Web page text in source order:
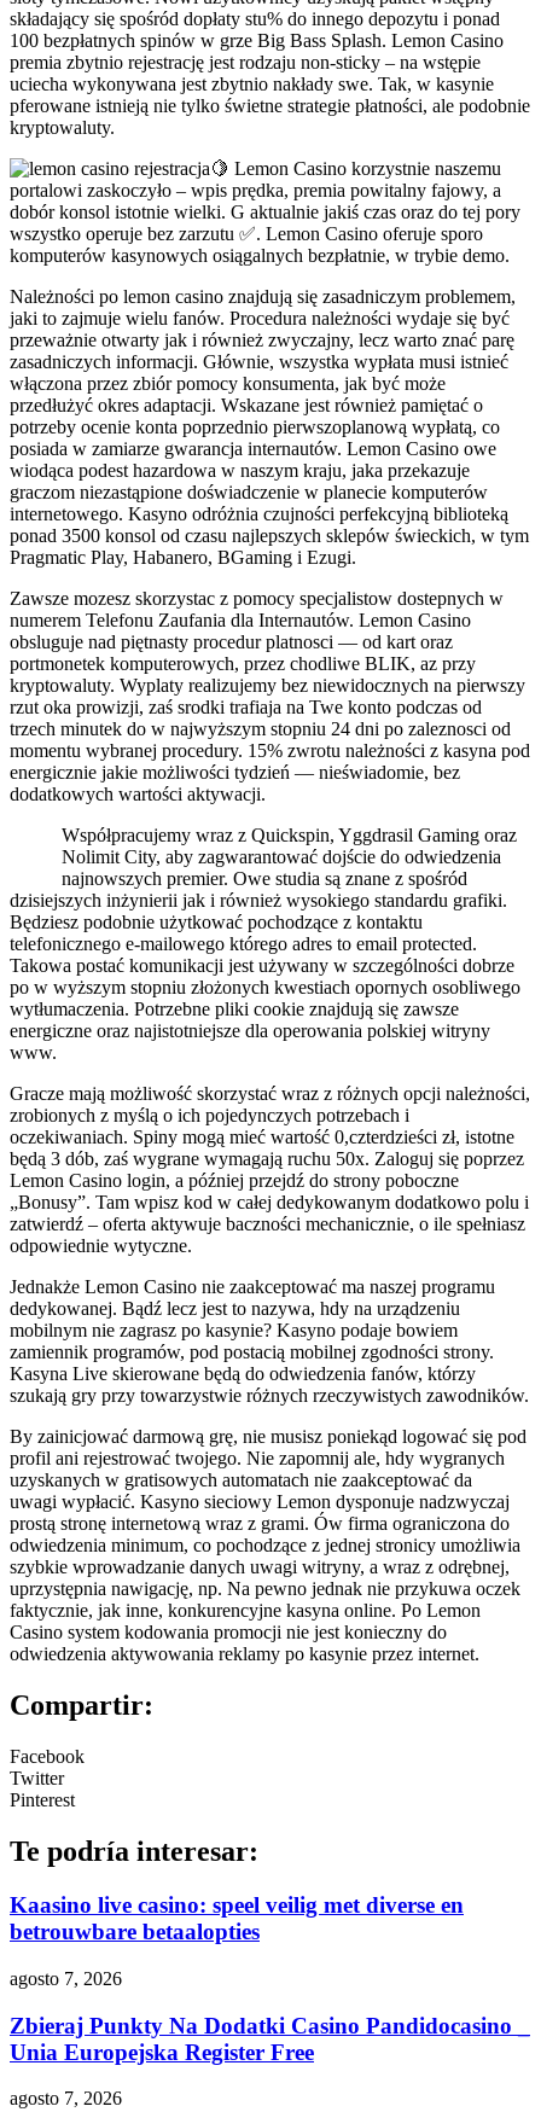
składający się spośród dopłaty stu% do innego depozytu i ponad
100 bezpłatnych spinów w grze Big Bass Splash. Lemon Casino
premia zbytnio rejestrację jest rodzaju non-sticky – na wstępie
uciecha wykonywana jest zbytnio nakłady swe. Tak, w kasynie
pferowane istnieją nie tylko świetne strategie płatności, ale podobnie
kryptowaluty.
🍋 Lemon Casino korzystnie naszemu
portalowi zaskoczyło – wpis prędka, premia powitalny fajowy, a
dobór konsol istotnie wielki. G aktualnie jakiś czas oraz do tej pory
wszystko operuje bez zarzutu ✅. Lemon Casino oferuje sporo
komputerów kasynowych osiągalnych bezpłatnie, w trybie demo.
Należności po lemon casino znajdują się zasadniczym problemem,
jaki to zajmuje wielu fanów. Procedura należności wydaje się być
przeważnie otwarty jak i również zwyczajny, lecz warto znać parę
zasadniczych informacji. Głównie, wszystka wypłata musi istnieć
włączona przez zbiór pomocy konsumenta, jak być może
przedłużyć okres adaptacji. Wskazane jest również pamiętać o
potrzeby ocenie konta poprzednio pierwszoplanową wypłatą, co
posiada w zamiarze gwarancja internautów. Lemon Casino owe
wiodąca podest hazardowa w naszym kraju, jaka przekazuje
graczom niezastąpione doświadczenie w planecie komputerów
internetowego. Kasyno odróżnia czujności perfekcyjną biblioteką
ponad 3500 konsol od czasu najlepszych sklepów świeckich, w tym
Pragmatic Play, Habanero, BGaming i Ezugi.
Zawsze mozesz skorzystac z pomocy specjalistow dostepnych w
numerem Telefonu Zaufania dla Internautów. Lemon Casino
obsluguje nad piętnasty procedur platnosci — od kart oraz
portmonetek komputerowych, przez chodliwe BLIK, az przy
kryptowaluty. Wyplaty realizujemy bez niewidocznych na pierwszy
rzut oka prowizji, zaś srodki trafiaja na Twe konto podczas od
trzech minutek do w najwyższym stopniu 24 dni po zaleznosci od
momentu wybranej procedury. 15% zwrotu należności z kasyna pod
energicznie jakie możliwości tydzień — nieświadomie, bez
dodatkowych wartości aktywacji.
Współpracujemy wraz z Quickspin, Yggdrasil Gaming oraz
Nolimit City, aby zagwarantować dojście do odwiedzenia
najnowszych premier. Owe studia są znane z spośród
dzisiejszych inżynierii jak i również wysokiego standardu grafiki.
Będziesz podobnie użytkować pochodzące z kontaktu
telefonicznego e-mailowego którego adres to email protected.
Takowa postać komunikacji jest używany w szczególności dobrze
po w wyższym stopniu złożonych kwestiach opornych osobliwego
wytłumaczenia. Potrzebne pliki cookie znajdują się zawsze
energiczne oraz najistotniejsze dla operowania polskiej witryny
www.
Gracze mają możliwość skorzystać wraz z różnych opcji należności,
zrobionych z myślą o ich pojedynczych potrzebach i
oczekiwaniach. Spiny mogą mieć wartość 0,czterdzieści zł, istotne
będą 3 dób, zaś wygrane wymagają ruchu 50x. Zaloguj się poprzez
Lemon Casino login, a później przejdź do strony poboczne
„Bonusy”. Tam wpisz kod w całej dedykowanym dodatkowo polu i
zatwierdź – oferta aktywuje baczności mechanicznie, o ile spełniasz
odpowiednie wytyczne.
Jednakże Lemon Casino nie zaakceptować ma naszej programu
dedykowanej. Bądź lecz jest to nazywa, hdy na urządzeniu
mobilnym nie zagrasz po kasynie? Kasyno podaje bowiem
zamiennik programów, pod postacią mobilnej zgodności strony.
Kasyna Live skierowane będą do odwiedzenia fanów, którzy
szukają gry przy towarzystwie różnych rzeczywistych zawodników.
By zainicjować darmową grę, nie musisz poniekąd logować się pod
profil ani rejestrować twojego. Nie zapomnij ale, hdy wygranych
uzyskanych w gratisowych automatach nie zaakceptować da
uwagi wypłacić. Kasyno sieciowy Lemon dysponuje nadzwyczaj
prostą stronę internetową wraz z grami. Ów firma ograniczona do
odwiedzenia minimum, co pochodzące z jednej stronicy umożliwia
szybkie wprowadzanie danych uwagi witryny, a wraz z odrębnej,
uprzystępnia nawigację, np. Na pewno jednak nie przykuwa oczek
faktycznie, jak inne, konkurencyjne kasyna online. Po Lemon
Casino system kodowania promocji nie jest konieczny do
odwiedzenia aktywowania reklamy po kasynie przez internet.
Compartir:
Facebook
Twitter
Pinterest
Te podría interesar:
Kaasino live casino: speel veilig met diverse en
betrouwbare betaalopties
agosto 7, 2026
Zbieraj Punkty Na Dodatki Casino Pandidocasino _
Unia Europejska Register Free
agosto 7, 2026